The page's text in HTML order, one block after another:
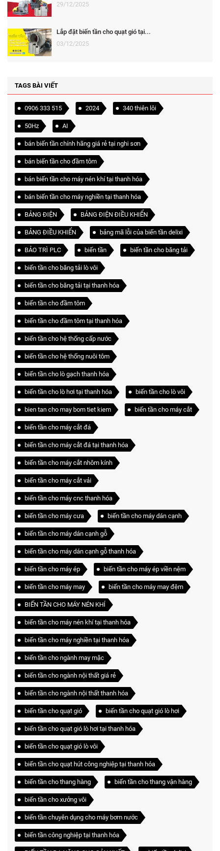
29/12/2025
Lắp đặt biến tần cho quạt gió tại...
03/12/2025
TAGS BÀI VIẾT
0906 333 515 2024 340 thiên lôi
50Hz AI
bán biến tần chính hãng giá rẻ tại nghi sơn
bán biến tần cho đầm tôm
bán biến tần cho máy nén khí tại thanh hóa
bán biến tần cho máy nghiền tại thanh hóa
BẢNG ĐIỆN BẢNG ĐIỆN ĐIỀU KHIỂN
BẢNG ĐIỀU KHIỂN bảng mã lỗi của biến tần delixi
BẢO TRÌ PLC biến tần biến tần cho băng tải
biến tần cho băng tải lò vôi
biến tần cho băng tải tại thanh hóa
biến tần cho đầm tôm
biến tần cho đầm tôm tại thanh hóa
biến tần cho hệ thống cấp nước
biến tần cho hệ thống nuôi tôm
biến tần cho lò gạch thanh hóa
biến tần cho lò hơi tại thanh hóa biến tần cho lò vôi
bien tan cho may bom tiet kiem biến tần cho máy cắt
biến tần cho máy cắt đá
biến tần cho máy cắt đá tại thanh hóa
biến tần cho máy cắt nhôm kính
biến tần cho máy cắt vải
biến tần cho máy cnc thanh hóa
biến tần cho máy cưa biến tần cho máy dán cạnh
biến tần cho máy dán cạnh gỗ
biến tần cho máy dán cạnh gỗ thanh hóa
biến tần cho máy ép biến tần cho máy ép viền nệm
biến tần cho máy may biến tần cho máy may đệm
BIẾN TẦN CHO MÁY NÉN KHÍ
biến tần cho máy nén khí tại thanh hóa
biến tần cho máy nghiền tại thanh hóa
biến tần cho ngành may mặc
biến tần cho ngành nội thất giá rẻ
biến tần cho ngành nội thất thanh hóa
biến tần cho quạt gió biến tần cho quạt gió lò hơi
biến tần cho quạt gió lò hơi tại thanh hóa
biến tần cho quạt gió lò vôi
biến tần cho quạt hút công nghiệp tại thanh hóa
biến tần cho thang hàng biến tần cho thang vận hàng
biến tần cho xưởng vôi
biến tần chuyên dụng cho máy bơm nước
biến tần công nghiệp tại thanh hóa